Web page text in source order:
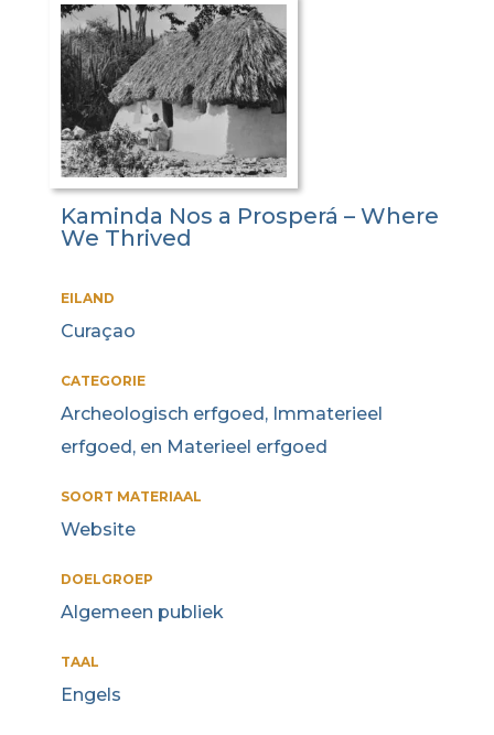
Kaminda Nos a Prosperá – Where
We Thrived
EILAND
Curaçao
CATEGORIE
Archeologisch erfgoed, Immaterieel
erfgoed, en Materieel erfgoed
SOORT MATERIAAL
Website
DOELGROEP
Algemeen publiek
TAAL
Engels